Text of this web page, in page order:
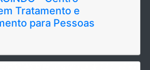
Tratamento e
para Pessoas